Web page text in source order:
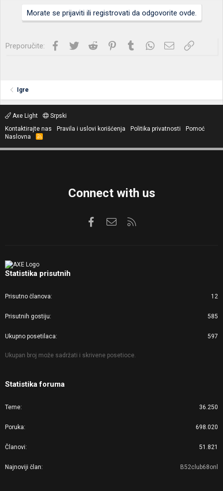
Morate se prijaviti ili registrovati da odgovorite ovde.
Preporučite: Facebook
Twitter Reddit PinterestTumblrWhatsApp
Imejl Link
Igre
Axe Light
Srpski
Kontaktirajte nas
Pravila i uslovi korišćenja Politika privatnosti
Pomoć
Naslovna
R
S
Connect with us
FacebookKontaktirajte nas
Statistika prisutnih
Prisutno članova 12
Prisutnih gostiju 585
Ukupno posetilaca 597
Ukupan broj može sadržati i skrivene posetioce.
Statistika foruma
Teme 36.250
Poruka 698.020
Članovi 51.821
Najnoviji član B52club68onl